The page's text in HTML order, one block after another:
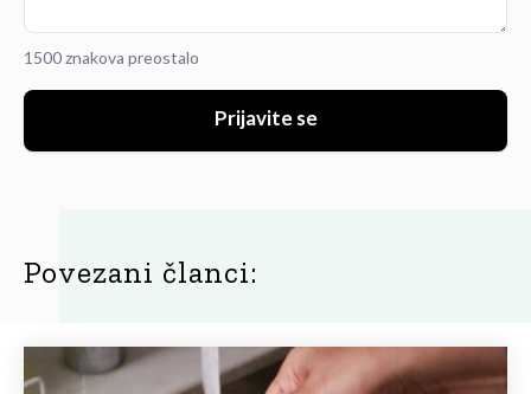
1500 znakova preostalo
Prijavite se
Povezani članci: